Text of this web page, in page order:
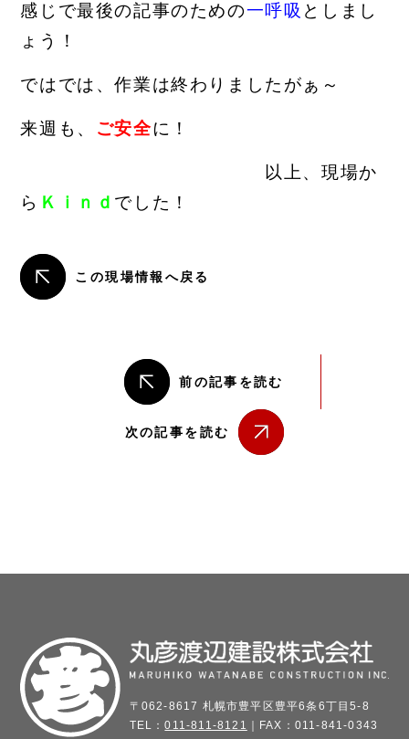
感じで最後の記事のための一呼吸 としまし
ょう！
ではでは、作業は終わりましたがぁ～
来週も、 ご安全に！
以上、現場か
ら Ｋｉｎｄ でした！
この現場情報へ戻る
前の記事を読む
次の記事を読む
〒062-8617 札幌市豊平区豊平6条6丁目5-8
TEL：011-811-8121 ｜FAX：011-841-0343